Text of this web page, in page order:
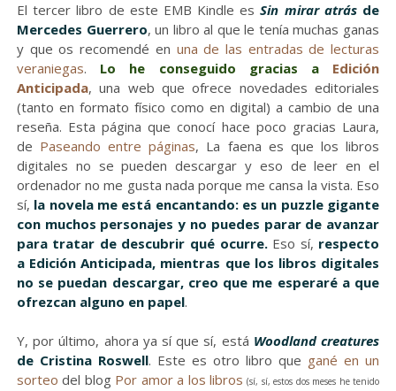
El tercer libro de este EMB Kindle esSin mirar atrásde
Mercedes Guerrero, un libro al que le tenía muchas ganas
y que os recomendé en una de las entradas de lecturas
veraniegas. Lo he conseguido gracias a Edición
Anticipada, una web que ofrece novedades editoriales
(tanto en formato físico como en digital) a cambio de una
reseña. Esta página que conocí hace poco gracias Laura,
de Paseando entre páginas, La faena es que los libros
digitales no se pueden descargar y eso de leer en el
ordenador no me gusta nada porque me cansa la vista. Eso
sí, la novela me está encantando: es un puzzle gigante
con muchos personajes y no puedes parar de avanzar
para tratar de descubrir qué ocurre.Eso sí, respecto
a Edición Anticipada, mientras que los libros digitales
no se puedan descargar, creo que me esperaré a que
ofrezcan alguno en papel.
Y, por último, ahora ya sí que sí, está Woodland creatures
de Cristina Roswell. Este es otro libro que gané en un
sorteo del blog Por amor a los libros (sí, sí, estos dos meses he tenido